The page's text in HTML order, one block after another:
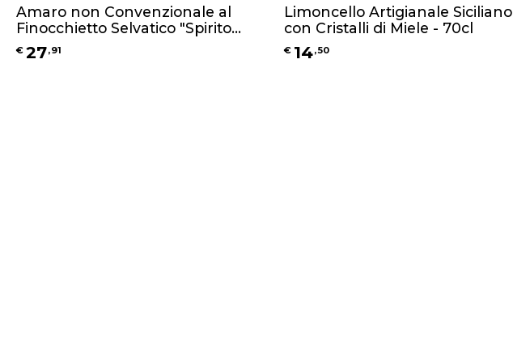
Amaro non Convenzionale al
Finocchietto Selvatico "Spirito
Selvaggio" + Confezione Regalo in
Juta
€ 27,91
Limoncello Artigianale Siciliano
con Cristalli di Miele - 70cl
€ 14,50